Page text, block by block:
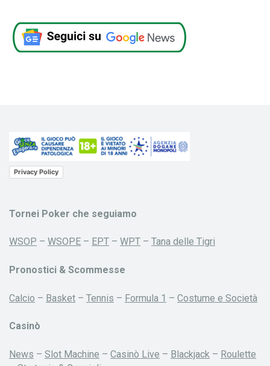
Privacy Policy
Tornei Poker che seguiamo
WSOP – WSOPE – EPT – WPT – Tana delle Tigri
Pronostici & Scommesse
Calcio – Basket – Tennis – Formula 1 – Costume e Società
Casinò
News – Slot Machine – Casinò Live – Blackjack – Roulette